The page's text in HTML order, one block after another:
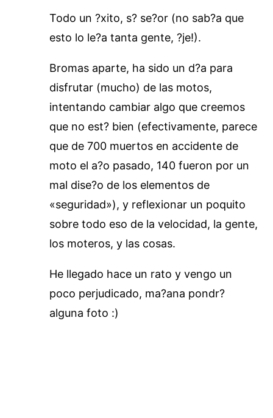
Todo un ?xito, s? se?or (no sab?a que
esto lo le?a tanta gente, ?je!).
Bromas aparte, ha sido un d?a para
disfrutar (mucho) de las motos,
intentando cambiar algo que creemos
que no est? bien (efectivamente, parece
que de 700 muertos en accidente de
moto el a?o pasado, 140 fueron por un
mal dise?o de los elementos de
«seguridad»), y reflexionar un poquito
sobre todo eso de la velocidad, la gente,
los moteros, y las cosas.
He llegado hace un rato y vengo un
poco perjudicado, ma?ana pondr?
alguna foto :)